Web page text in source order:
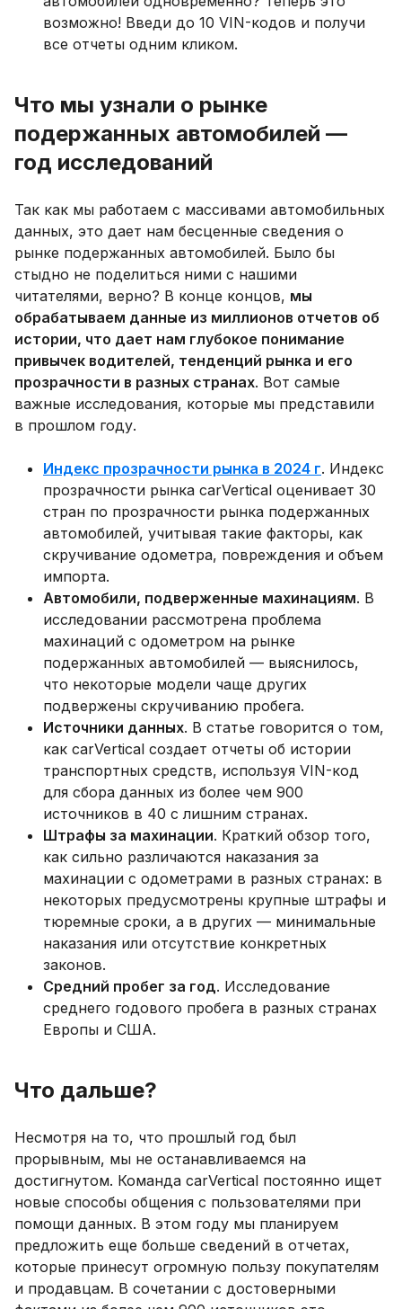
возможно! Введи до 10 VIN-кодов и получи
все отчеты одним кликом.
Что мы узнали о рынке
подержанных автомобилей —
год исследований
Так как мы работаем с массивами автомобильных
данных, это дает нам бесценные сведения о
рынке подержанных автомобилей. Было бы
стыдно не поделиться ними с нашими
читателями, верно? В конце концов, мы
обрабатываем данные из миллионов отчетов об
истории, что дает нам глубокое понимание
привычек водителей, тенденций рынка и его
прозрачности в разных странах. Вот самые
важные исследования, которые мы представили
в прошлом году.
Индекс прозрачности рынка в 2024 г. Индекс
прозрачности рынка carVertical оценивает 30
стран по прозрачности рынка подержанных
автомобилей, учитывая такие факторы, как
скручивание одометра, повреждения и объем
импорта.
Автомобили, подверженные махинациям. В
исследовании рассмотрена проблема
махинаций с одометром на рынке
подержанных автомобилей — выяснилось,
что некоторые модели чаще других
подвержены скручиванию пробега.
Источники данных. В статье говорится о том,
как carVertical создает отчеты об истории
транспортных средств, используя VIN-код
для сбора данных из более чем 900
источников в 40 с лишним странах.
Штрафы за махинации. Краткий обзор того,
как сильно различаются наказания за
махинации с одометрами в разных странах: в
некоторых предусмотрены крупные штрафы и
тюремные сроки, а в других — минимальные
наказания или отсутствие конкретных
законов.
Средний пробег за год. Исследование
среднего годового пробега в разных странах
Европы и США.
Что дальше?
Несмотря на то, что прошлый год был
прорывным, мы не останавливаемся на
достигнутом. Команда carVertical постоянно ищет
новые способы общения с пользователями при
помощи данных. В этом году мы планируем
предложить еще больше сведений в отчетах,
которые принесут огромную пользу покупателям
и продавцам. В сочетании с достоверными